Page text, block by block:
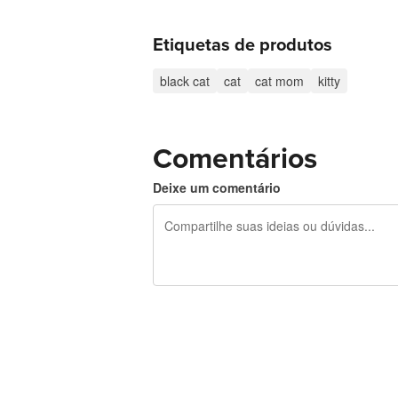
Etiquetas de produtos
black cat cat cat mom kitty
Comentários
Deixe um comentário